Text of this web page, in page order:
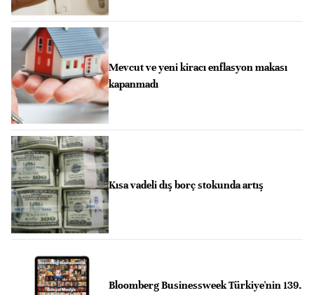
Mevcut ve yeni kiracı enflasyon makası
kapanmadı
Kısa vadeli dış borç stokunda artış
Bloomberg Businessweek Türkiye'nin 139.